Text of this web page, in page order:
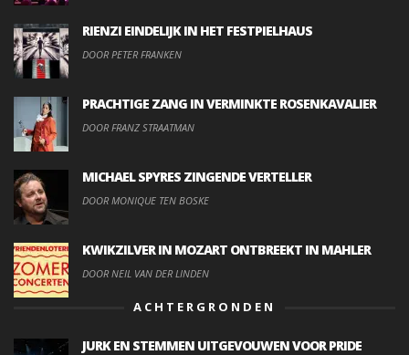
RIENZI EINDELIJK IN HET FESTPIELHAUS
DOOR PETER FRANKEN
PRACHTIGE ZANG IN VERMINKTE ROSENKAVALIER
DOOR FRANZ STRAATMAN
MICHAEL SPYRES ZINGENDE VERTELLER
DOOR MONIQUE TEN BOSKE
KWIKZILVER IN MOZART ONTBREEKT IN MAHLER
DOOR NEIL VAN DER LINDEN
ACHTERGRONDEN
JURK EN STEMMEN UITGEVOUWEN VOOR PRIDE